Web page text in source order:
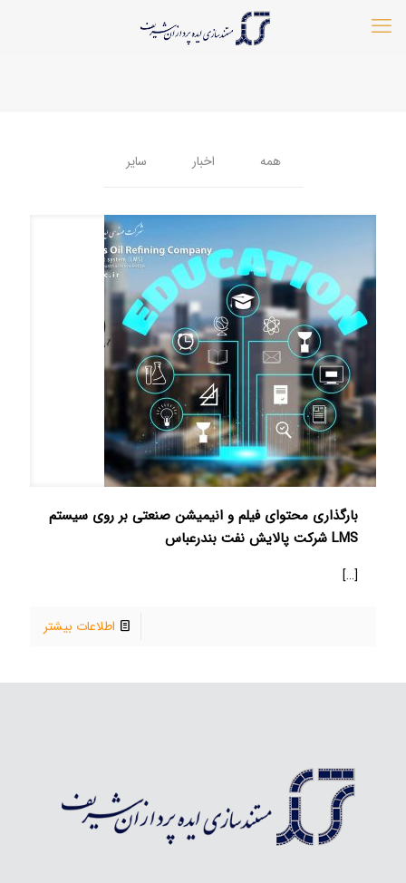
همه اخبار سایر
بارگذاری محتوای فیلم و انیمیشن صنعتی بر روی سیستم
LMS شرکت پالایش نفت بندرعباس
[…]
اطلاعات بیشتر